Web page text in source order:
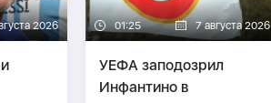
2026 01:25 7 августа 2026
УЕФА заподозрил
Инфантино в